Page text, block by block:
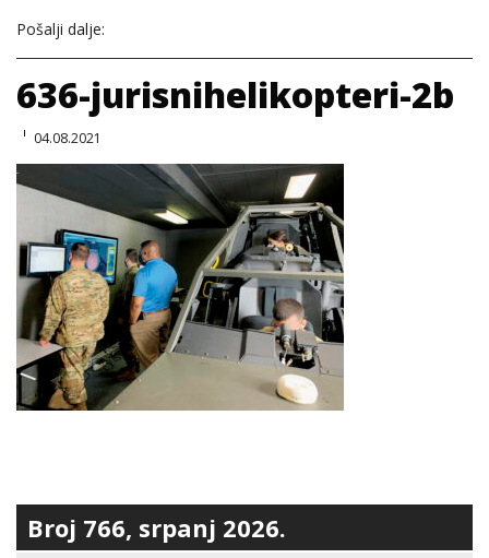
Pošalji dalje:
636-jurisnihelikopteri-2b
04.08.2021
Broj 766, srpanj 2026.